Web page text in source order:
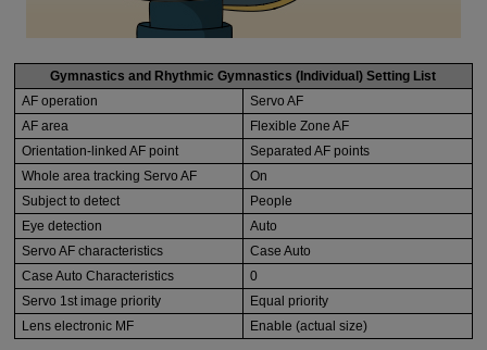
Gymnastics and Rhythmic Gymnastics (Individual) Setting List
AF operation
Servo AF
AF area
Flexible Zone AF
Orientation-linked AF point
Separated AF points
Whole area tracking Servo AF
On
Subject to detect
People
Eye detection
Auto
Servo AF characteristics
Case Auto
Case Auto Characteristics
0
Servo 1st image priority
Equal priority
Lens electronic MF
Enable (actual size)